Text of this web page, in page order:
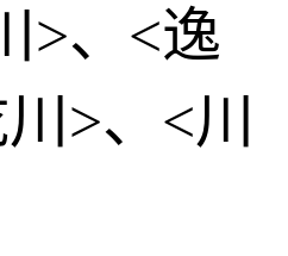
>、<逸
>、<川